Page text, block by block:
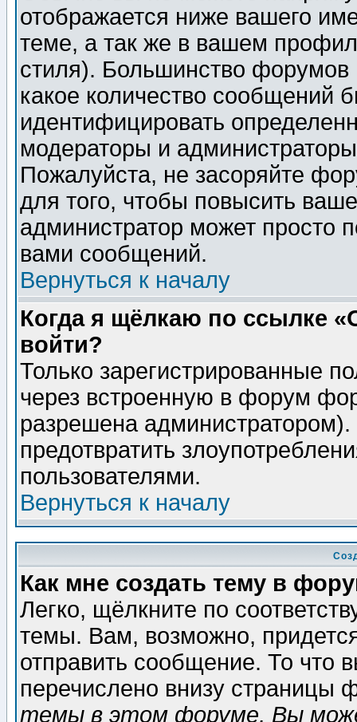
отображается ниже вашего
теме, а так же в вашем
стиля). Большинство форумов
какое количество сообщений
идентифицировать
модераторы и
Пожалуйста, не засоряйте
для того, чтобы повысить
администратор может просто
вами сообщений.
Вернуться к началу
Когда я щёлкаю по ссылке
войти?
Только зарегистрированные
через встроенную в форум
разрешена
предотвратить
пользователями.
Вернуться к началу
Как мне создать тему в
Легко, щёлкните по
темы. Вам, возможно,
отправить сообщение. То что
перечислено внизу страницы
темы в этом форуме, Вы